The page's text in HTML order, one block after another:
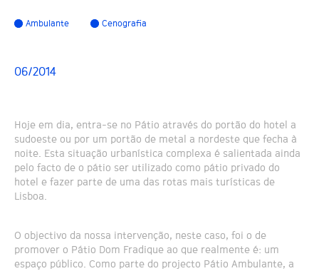
Ambulante Cenografia
06/2014
Hoje em dia, entra-se no Pátio através do portão do hotel a
sudoeste ou por um portão de metal a nordeste que fecha à
noite. Esta situação urbanística complexa é salientada ainda
pelo facto de o pátio ser utilizado como pátio privado do
hotel e fazer parte de uma das rotas mais turísticas de
Lisboa.
O objectivo da nossa intervenção, neste caso, foi o de
promover o Pátio Dom Fradique ao que realmente é: um
espaço público. Como parte do projecto Pátio Ambulante, a